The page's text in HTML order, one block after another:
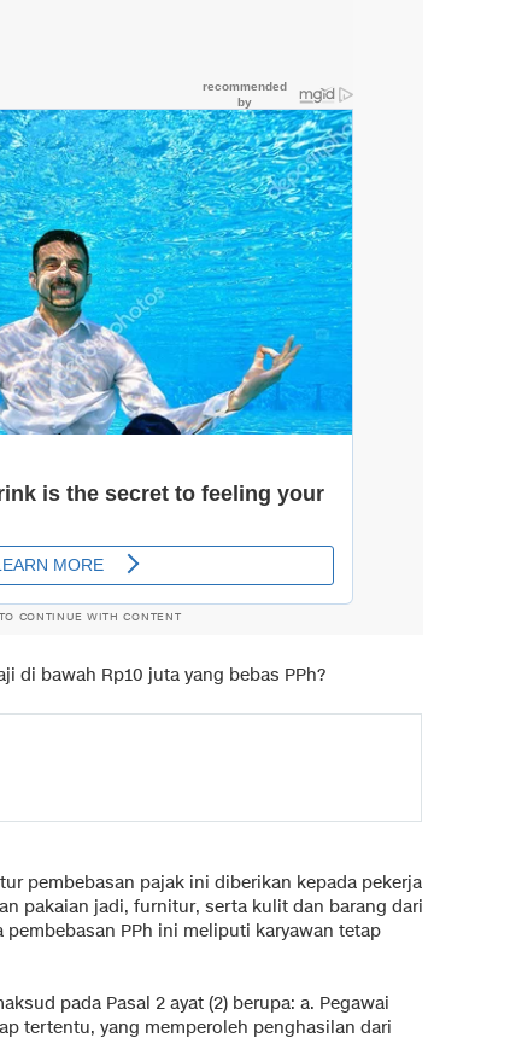
CONTINUE WITH CONTENT
di bawah Rp10 juta yang bebas PPh?
pembebasan pajak ini diberikan kepada pekerja
pakaian jadi, furnitur, serta kulit dan barang dari
pembebasan PPh ini meliputi karyawan tetap
pada Pasal 2 ayat (2) berupa: a. Pegawai
tertentu, yang memperoleh penghasilan dari